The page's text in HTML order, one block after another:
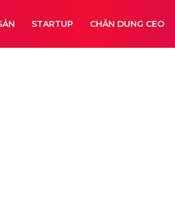
STARTUP CHÂN DUNG CEO